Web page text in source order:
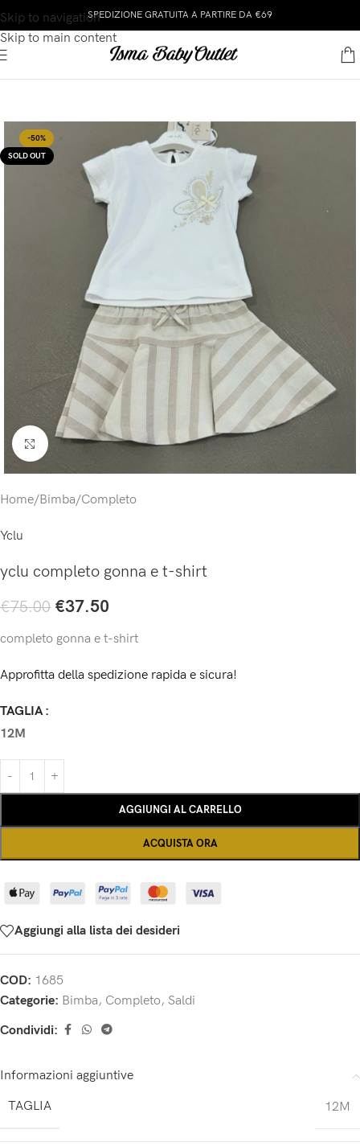
Skip to navigation
Skip to main content
SPEDIZIONE GRATUITA A PARTIRE DA €69
-50%
SOLD OUT
Click to enlarge
Home/Bimba/Completo
Yclu
yclu completo gonna e t-shirt
€75.00 €37.50
completo gonna e t-shirt
Approfitta della spedizione rapida e sicura!
TAGLIA
12M
AGGIUNGI AL CARRELLO
ACQUISTA ORA
Aggiungi alla lista dei desideri
COD: 1685
Categorie: Bimba, Completo, Saldi
Condividi:
Informazioni aggiuntive
TAGLIA
12M